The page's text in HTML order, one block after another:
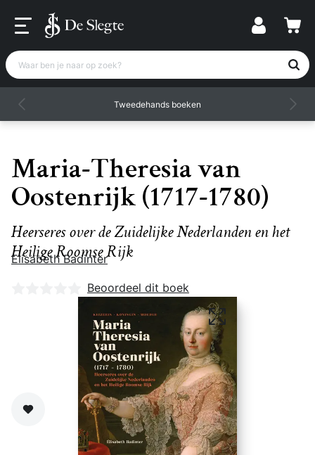
Waar ben je naar op zoek?
Tweedehands boeken
Maria-Theresia van
Oostenrijk (1717-1780)
Heerseres over de Zuidelijke Nederlanden en het
Heilige Roomse Rijk
Elisabeth Badinter
Nog geen beoordelingen
Beoordeel dit boek
Zet op verlanglijst